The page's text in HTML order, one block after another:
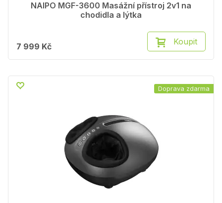
NAIPO MGF-3600 Masážní přístroj 2v1 na
chodidla a lýtka
7 999 Kč Koupit
Doprava zdarma